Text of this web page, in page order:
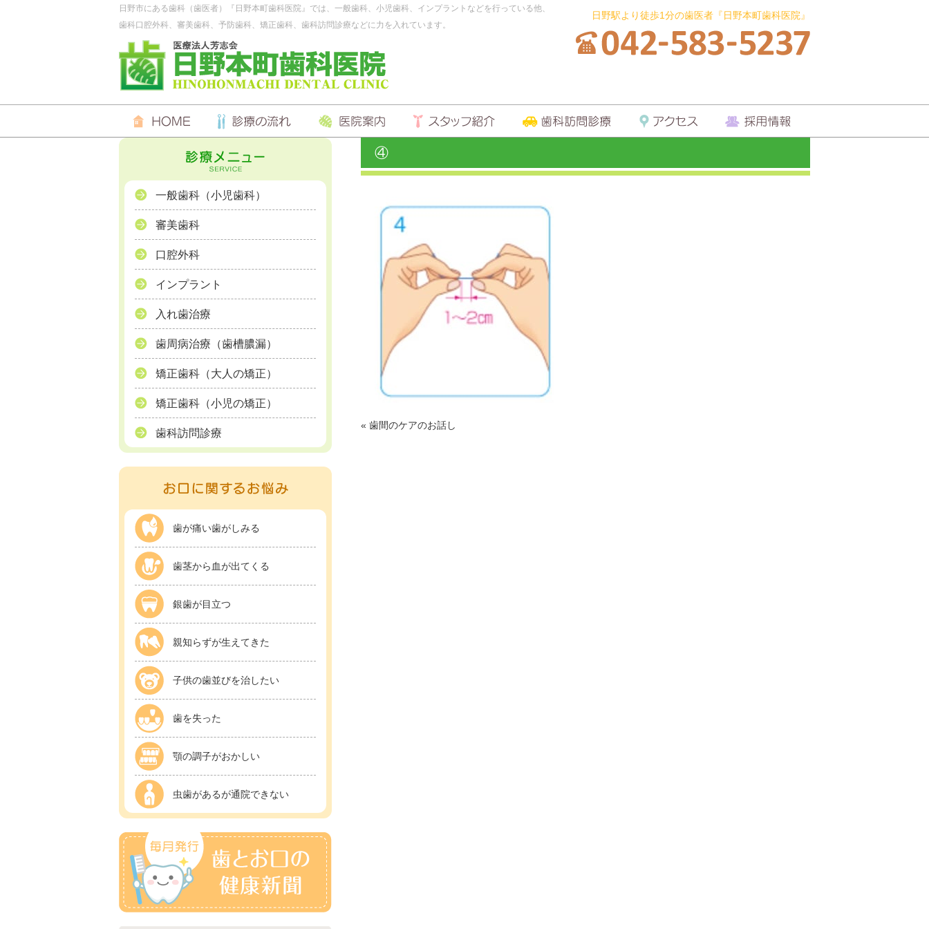
日野市にある歯科（歯医者）『日野本町歯科医院』では、一般歯科、小児歯科、インプラントなどを行っている他、
歯科口腔外科、審美歯科、予防歯科、矯正歯科、歯科訪問診療などに力を入れています。
日野駅より徒歩1分の歯医者『日野本町歯科医院』
④
« 歯間のケアのお話し
一般歯科（小児歯科）
審美歯科
口腔外科
インプラント
入れ歯治療
歯周病治療（歯槽膿漏）
矯正歯科（大人の矯正）
矯正歯科（小児の矯正）
歯科訪問診療
歯が痛い歯がしみる
歯茎から血が出てくる
銀歯が目立つ
親知らずが生えてきた
子供の歯並びを治したい
歯を失った
顎の調子がおかしい
虫歯があるが通院できない